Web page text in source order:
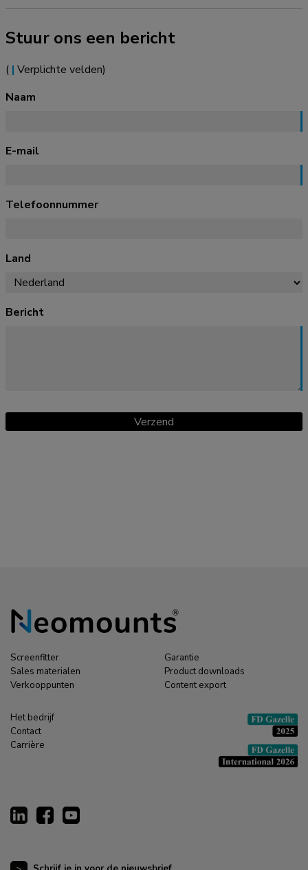
Stuur ons een bericht
( | Verplichte velden)
Naam
E-mail
Telefoonnummer
Land
Bericht
Verzend
Screenfitter
Sales materialen
Verkooppunten
Garantie
Product downloads
Content export
Het bedrijf
Contact
Carrière